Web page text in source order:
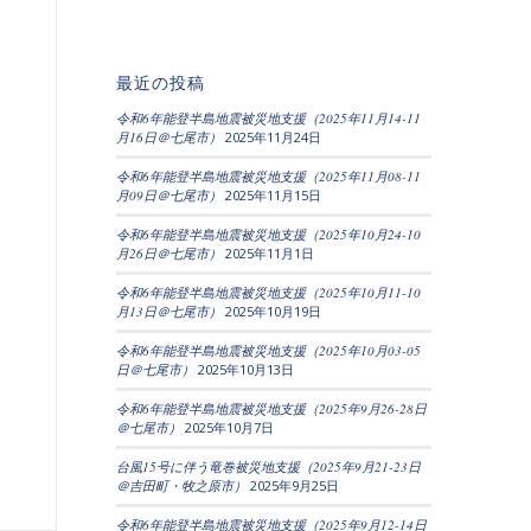
最近の投稿
令和6年能登半島地震被災地支援（2025年11月14-11
月16日＠七尾市） 2025年11月24日
令和6年能登半島地震被災地支援（2025年11月08-11
月09日＠七尾市） 2025年11月15日
令和6年能登半島地震被災地支援（2025年10月24-10
月26日＠七尾市） 2025年11月1日
令和6年能登半島地震被災地支援（2025年10月11-10
月13日＠七尾市） 2025年10月19日
令和6年能登半島地震被災地支援（2025年10月03-05
日＠七尾市） 2025年10月13日
令和6年能登半島地震被災地支援（2025年9月26-28日
＠七尾市） 2025年10月7日
台風15号に伴う竜巻被災地支援（2025年9月21-23日
＠吉田町・牧之原市） 2025年9月25日
令和6年能登半島地震被災地支援（2025年9月12-14日